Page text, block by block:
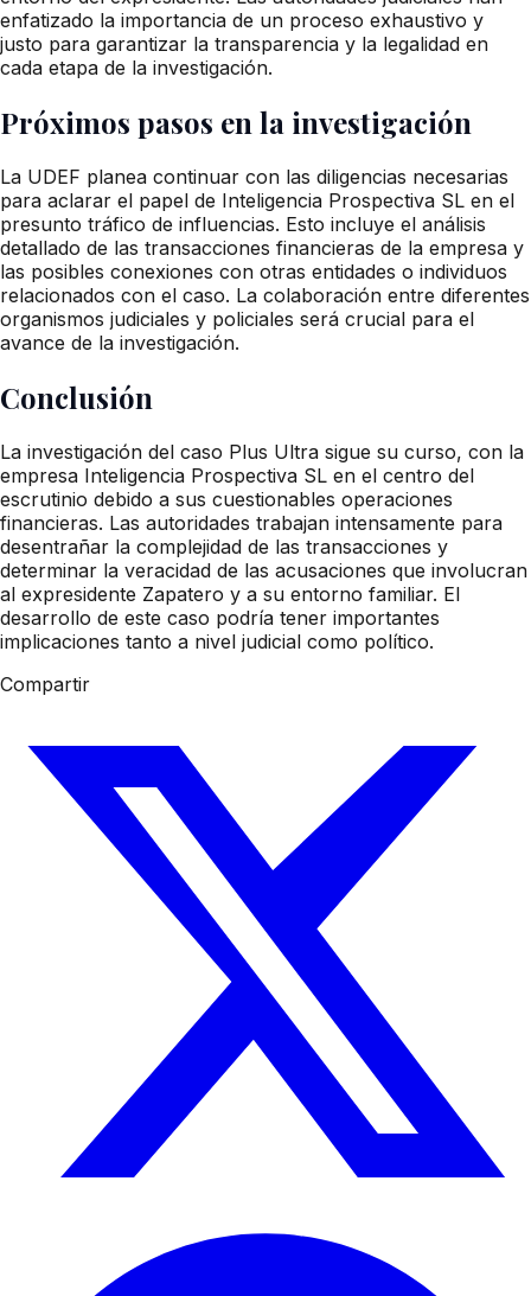
enfatizado la importancia de un proceso exhaustivo y
justo para garantizar la transparencia y la legalidad en
cada etapa de la investigación.
Próximos pasos en la investigación
La UDEF planea continuar con las diligencias necesarias
para aclarar el papel de Inteligencia Prospectiva SL en el
presunto tráfico de influencias. Esto incluye el análisis
detallado de las transacciones financieras de la empresa y
las posibles conexiones con otras entidades o individuos
relacionados con el caso. La colaboración entre diferentes
organismos judiciales y policiales será crucial para el
avance de la investigación.
Conclusión
La investigación del caso Plus Ultra sigue su curso, con la
empresa Inteligencia Prospectiva SL en el centro del
escrutinio debido a sus cuestionables operaciones
financieras. Las autoridades trabajan intensamente para
desentrañar la complejidad de las transacciones y
determinar la veracidad de las acusaciones que involucran
al expresidente Zapatero y a su entorno familiar. El
desarrollo de este caso podría tener importantes
implicaciones tanto a nivel judicial como político.
Compartir